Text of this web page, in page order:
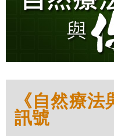
《自然療
訊號